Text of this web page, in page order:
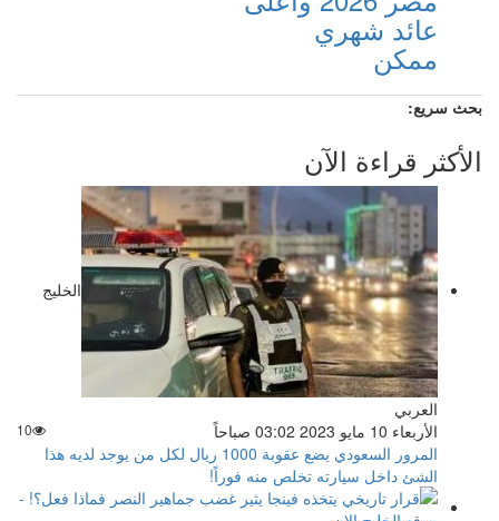
عائد شهري
ممكن
بحث سريع:
الأكثر قراءة الآن
الخليج
العربي
الأربعاء 10 مايو 2023 03:02 صباحاً
10
المرور السعودي يضع عقوبة 1000 ريال لكل من يوجد لديه هذا
الشئ داخل سيارته تخلص منه فوراً!